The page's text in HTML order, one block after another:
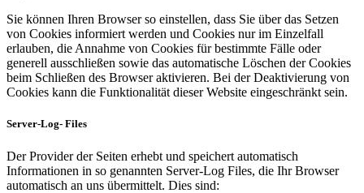
Sie können Ihren Browser so einstellen, dass Sie über das Setzen
von Cookies informiert werden und Cookies nur im Einzelfall
erlauben, die Annahme von Cookies für bestimmte Fälle oder
generell ausschließen sowie das automatische Löschen der Cookies
beim Schließen des Browser aktivieren. Bei der Deaktivierung von
Cookies kann die Funktionalität dieser Website eingeschränkt sein.
Server-Log- Files
Der Provider der Seiten erhebt und speichert automatisch
Informationen in so genannten Server-Log Files, die Ihr Browser
automatisch an uns übermittelt. Dies sind: